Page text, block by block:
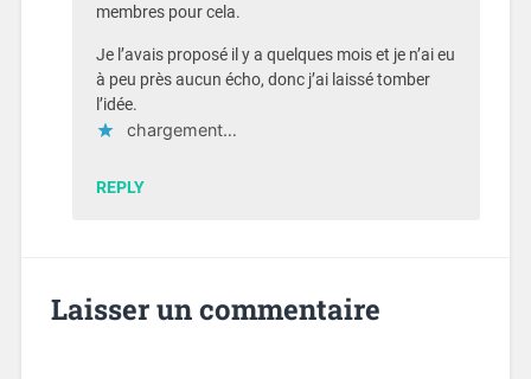
membres pour cela.
Je l’avais proposé il y a quelques mois et je n’ai eu
à peu près aucun écho, donc j’ai laissé tomber
l’idée.
chargement…
REPLY
Laisser un commentaire